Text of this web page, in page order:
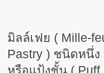
มิลล์เฟย ( Mille-
Pastry ) ชนิดหนึ่